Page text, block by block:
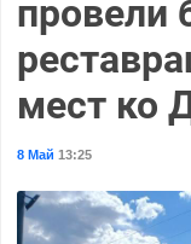
провели
мест ко
8 Май 13:25